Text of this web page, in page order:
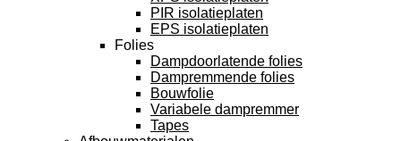
PIR isolatieplaten
EPS isolatieplaten
Folies
Dampdoorlatende folies
Dampremmende folies
Bouwfolie
Variabele dampremmer
Tapes